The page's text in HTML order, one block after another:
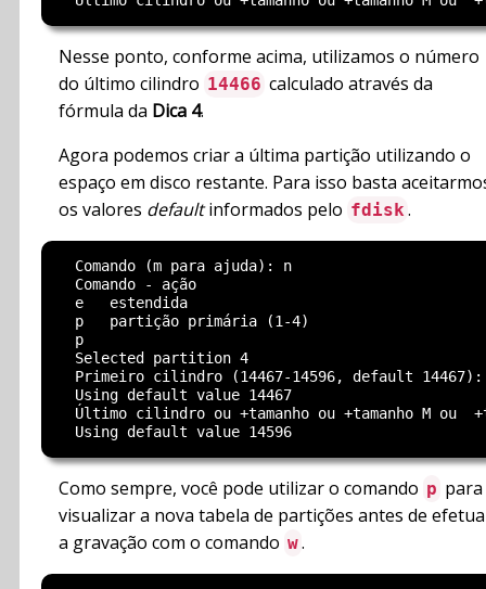
Nesse ponto, conforme acima, utilizamos o número
do último cilindro 14466 calculado através da
fórmula da Dica 4.
Agora podemos criar a última partição utilizando o
espaço em disco restante. Para isso basta
os valores defaultinformados pelo fdisk .
  Comando (m para ajuda): n
  Comando - ação
  e   estendida
  p   partição primária (1-4)
  p
  Selected partition 4
  Primeiro cilindro (14467-14596, default 14467):
  Using default value 14467
Último cilindro ou +tamanho ou +tamanho M ou
Como sempre, você pode utilizar o comando p para
visualizar a nova tabela de partições antes de
a gravação com o comando w.